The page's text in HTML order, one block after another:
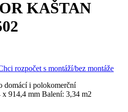
KAŠTAN
rozpočet s montáží/bez montáže
domácí i polokomerční
914,4 mm Balení: 3,34 m2